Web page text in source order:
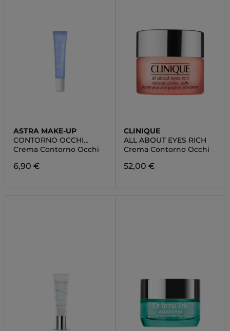
ASTRA MAKE-UP
CONTORNO OCCHI
CREMA ANTIFATICA
Crema Contorno Occhi
6,90 €
CLINIQUE
ALL ABOUT EYES RICH
Crema Contorno Occhi
52,00 €